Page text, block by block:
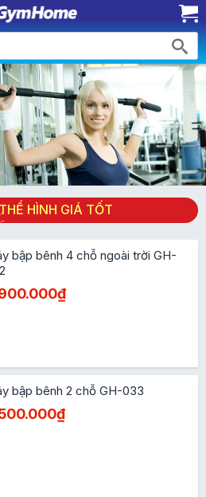
HÌNH GIÁ TỐT
bập bênh 4 chỗ ngoài trời GH-
bập bênh 2 chỗ GH-033